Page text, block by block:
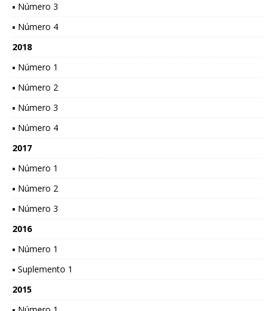
▪ Número 3
▪ Número 4
2018
▪ Número 1
▪ Número 2
▪ Número 3
▪ Número 4
2017
▪ Número 1
▪ Número 2
▪ Número 3
2016
▪ Número 1
▪ Suplemento 1
2015